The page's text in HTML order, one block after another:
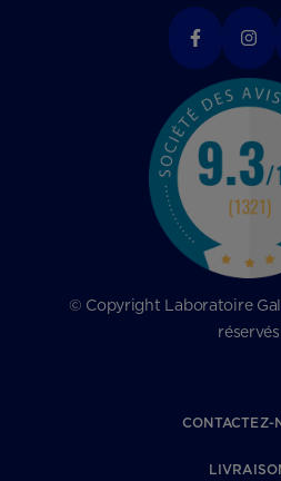
© Copyright Laboratoire
réservés
CONTACTEZ-